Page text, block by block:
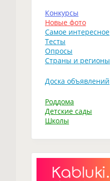
Конкурсы
Новые фото
Самое интересное
Тесты
Опросы
Страны и регионы
Доска объявлений
Роддома
Детские сады
Школы